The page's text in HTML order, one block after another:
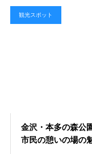
観光スポット
金沢・本多の森公
市民の憩いの場の